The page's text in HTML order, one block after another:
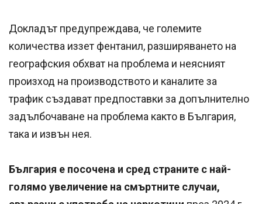
Докладът предупреждава, че големите
количества иззет фентанил, разширяването на
географския обхват на проблема и неясният
произход на производството и каналите за
трафик създават предпоставки за допълнително
задълбочаване на проблема както в България,
така и извън нея.
България е посочена и сред страните с най-
голямо увеличение на смъртните случаи,